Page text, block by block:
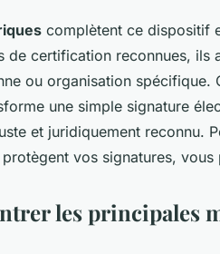
complètent ce dispositif
de certification reconnues, ils
ou organisation spécifique.
une simple signature
et juridiquement reconnu.
vos signatures, vous
les principales